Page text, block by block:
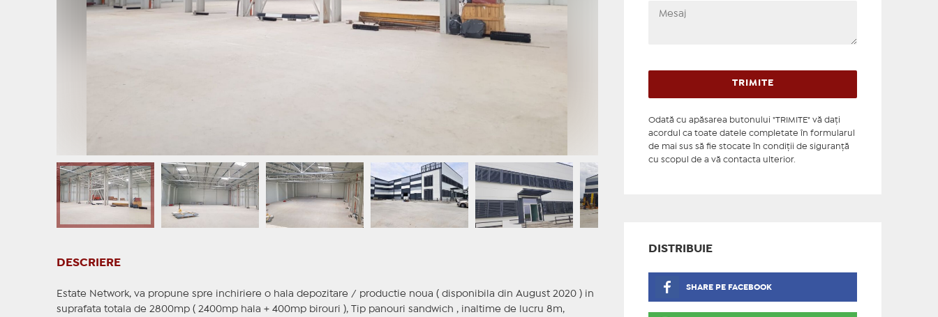
DESCRIERE
Estate Network, va propune spre inchiriere o hala depozitare / productie noua ( disponibila din August 2020 ) in
suprafata totala de 2800mp ( 2400mp hala + 400mp birouri ), Tip panouri sandwich , inaltime de lucru 8m,
Odată cu apăsarea butonului "TRIMITE" vă daţi
acordul ca toate datele completate în formularul
de mai sus să fie stocate în condiţii de siguranţă
cu scopul de a vă contacta ulterior.
DISTRIBUIE
SHARE PE FACEBOOK